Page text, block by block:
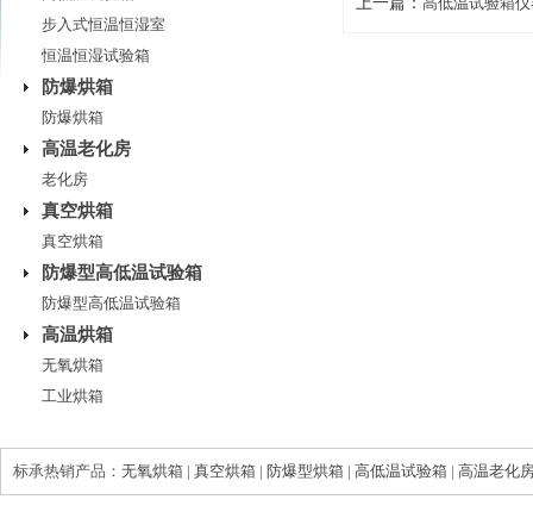
步入式恒温恒湿室
恒温恒湿试验箱
防爆烘箱
防爆烘箱
高温老化房
老化房
真空烘箱
真空烘箱
防爆型高低温试验箱
防爆型高低温试验箱
高温烘箱
无氧烘箱
工业烘箱
标承热销产品： 无氧烘箱 | 真空烘箱 | 防爆型烘箱 | 高低温试验箱 | 高温老化